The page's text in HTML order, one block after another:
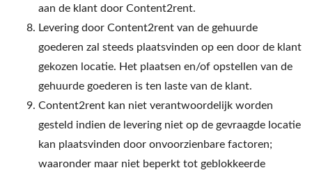
aan de klant door Content2rent.
Levering door Content2rent van de gehuurde
goederen zal steeds plaatsvinden op een door de klant
gekozen locatie. Het plaatsen en/of opstellen van de
gehuurde goederen is ten laste van de klant.
Content2rent kan niet verantwoordelijk worden
gesteld indien de levering niet op de gevraagde locatie
kan plaatsvinden door onvoorzienbare factoren;
waaronder maar niet beperkt tot geblokkeerde